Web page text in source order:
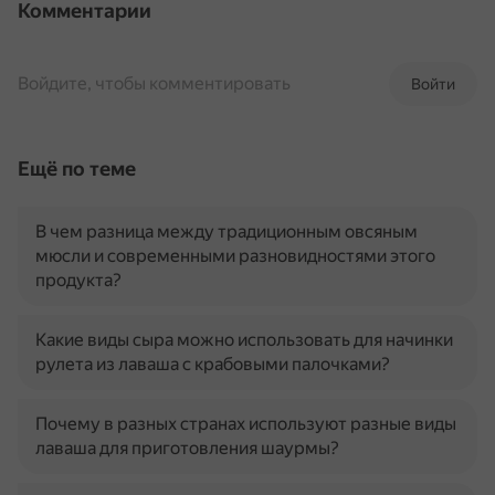
Комментарии
Войти
Войдите, чтобы комментировать
Ещё по теме
В чем разница между традиционным овсяным
мюсли и современными разновидностями этого
продукта?
Какие виды сыра можно использовать для начинки
рулета из лаваша с крабовыми палочками?
Почему в разных странах используют разные виды
лаваша для приготовления шаурмы?